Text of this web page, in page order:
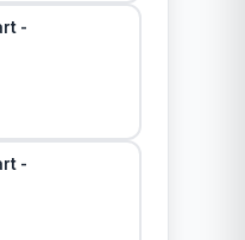
-
-